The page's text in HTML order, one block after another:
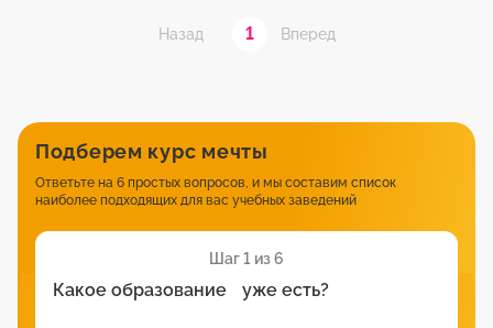
Назад 1 Вперед
Подберем курс мечты
Ответьте на 6 простых вопросов, и мы составим список
наиболее подходящих для вас учебных заведений
Шаг 1 из 6
Какое образование уже есть?